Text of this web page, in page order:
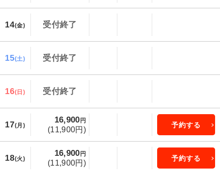
14(金) 受付終了
15(土) 受付終了
16(日) 受付終了
17(月)
16,900 円
(11,900円)
予約する
18(火)
16,900 円
(11,900円)
予約する